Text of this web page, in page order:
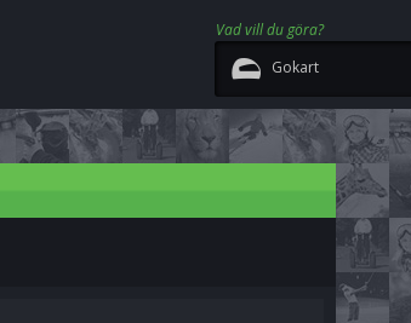
Vad vill du göra?
Gokart